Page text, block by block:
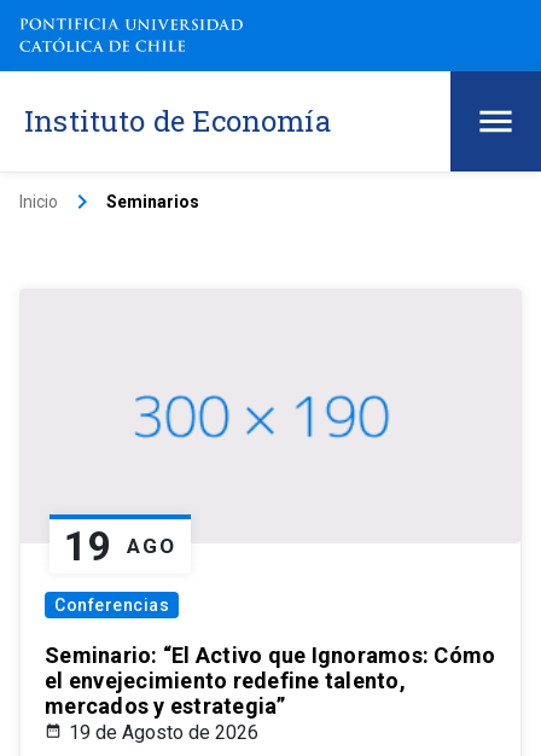
Instituto de Economía
Inicio keyboard_arrow_right Seminarios
19 AGO
Conferencias
Seminario: “El Activo que Ignoramos: Cómo
el envejecimiento redefine talento,
mercados y estrategia”
19 de Agosto de 2026